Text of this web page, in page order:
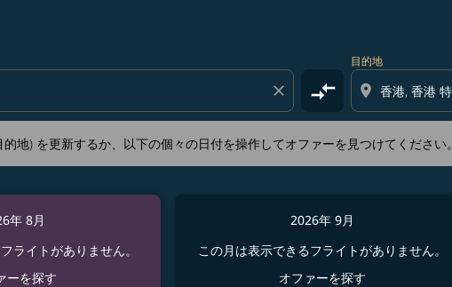
close compare_arrows
目的地
location_on
地) を更新するか、以下の個々の日付を操作してオファーを見つけてください。
年 8月
ライトがありません。
ーを探す
2026年 9月
この月は表示できるフライトがありません。
オファーを探す